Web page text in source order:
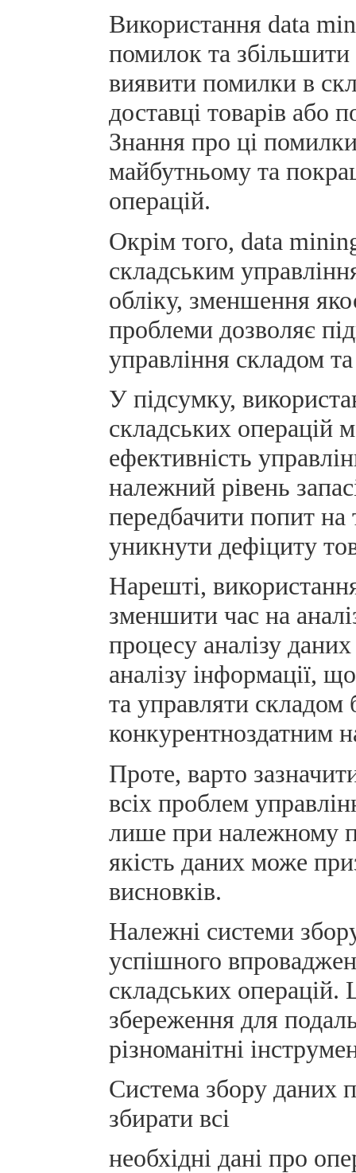
Використання data
помилок та
виявити помилки в
доставці товарів або
Знання про ці
майбутньому та
операцій.
Окрім того, data
складським
обліку, зменшення
проблеми дозволяє
управління складом
У підсумку,
складських операцій
ефективність
належний рівень
передбачити попит
уникнути дефіциту
Нарешті,
зменшити час на
процесу аналізу
аналізу інформації,
та управляти
конкурентноздатним
Проте, варто
всіх проблем
лише при належному
якість даних може
висновків.
Належні системи
успішного
складських операцій.
збереження для
різноманітні
Система збору даних
збирати всі
необхідні дані про